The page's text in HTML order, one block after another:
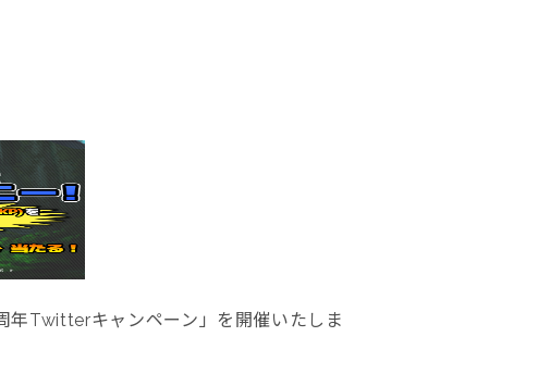
年Twitterキャンペーン」を開催いたしま